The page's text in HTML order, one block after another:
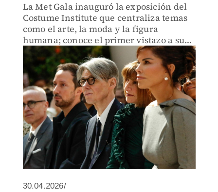
La Met Gala inauguró la exposición del
Costume Institute que centraliza temas
como el arte, la moda y la figura
humana; conoce el primer vistazo a su
interior.
30.04.2026/